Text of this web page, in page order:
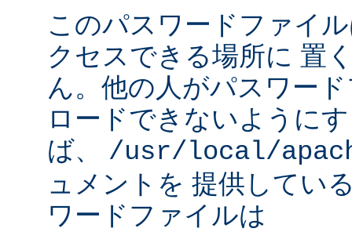
このパスワードファイ
クセスできる場所に 置
ん。他の人がパスワー
ロードできないように
ば、 /usr/local/
ュメントを 提供してい
ワードファイルは